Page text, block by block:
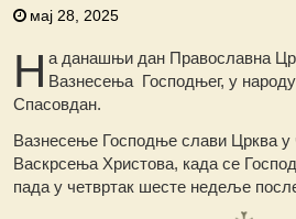
мај 28, 2025
Н а данашњи дан Православна
Вазнесења Господњег, у народу
Спасовдан.
Вазнесење Господње слави Црква у
Васкрсења Христова, када се
пада у четвртак шесте недеље